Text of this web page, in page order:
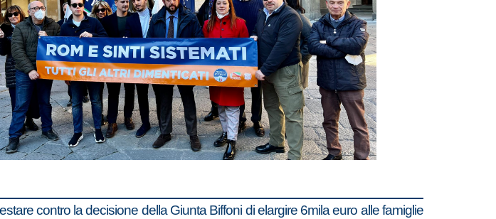
contro la decisione della Giunta Biffoni di elargire 6mila euro alle famiglie